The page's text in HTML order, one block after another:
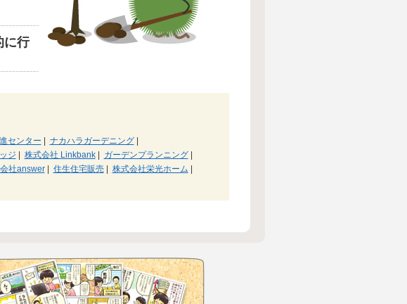
に行
センター | ナカハラガーデニング|
ジ | 株式会社 Linkbank| ガーデンプランニング|
社answer| 住生住宅販売| 株式会社栄光ホーム |